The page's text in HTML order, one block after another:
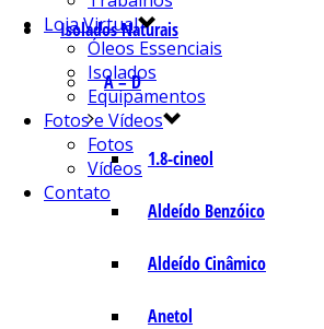
Isolados Naturais
A – D
1.8-cineol
Aldeído Benzóico
Aldeído Cinâmico
Anetol
Loja Virtual
Óleos Essenciais
Isolados
Equipamentos
Fotos e Vídeos
Fotos
Vídeos
Contato